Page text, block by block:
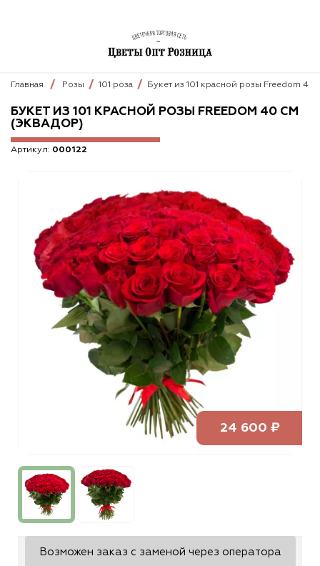
Главная Розы 101 роза Букет из 101 красной розы Freedom 40
БУКЕТ ИЗ 101 КРАСНОЙ РОЗЫ FREEDOM 40 СМ
(ЭКВАДОР)
Артикул: 000122
24 600 ₽
Возможен заказ с заменой через оператора